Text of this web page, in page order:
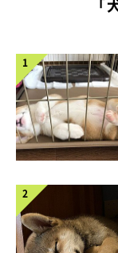
たのでしょうか。
飼い主さん：
「じつは今までも
る…？』と思うこ
していました。で
がらクンクンしてい
私も夫が出張中は
思うと、いつもよ